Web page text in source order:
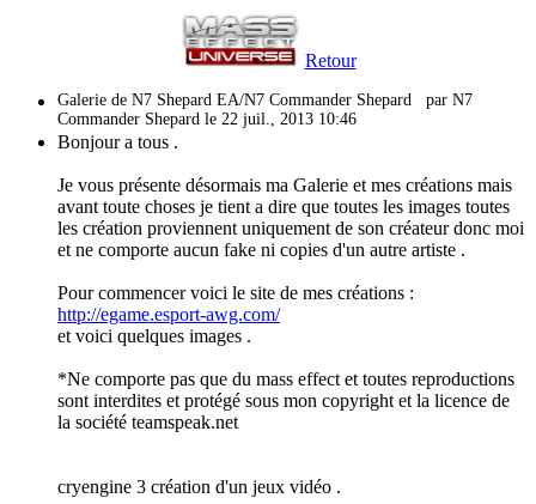
Retour
Galerie de N7 Shepard EA/N7 Commander Shepard par N7
Commander Shepard le 22 juil., 2013 10:46
Bonjour a tous .
Je vous présente désormais ma Galerie et mes créations mais
avant toute choses je tient a dire que toutes les images toutes
les création proviennent uniquement de son créateur donc moi
et ne comporte aucun fake ni copies d'un autre artiste .
Pour commencer voici le site de mes créations :
http://egame.esport-awg.com/
et voici quelques images .
*Ne comporte pas que du mass effect et toutes reproductions
sont interdites et protégé sous mon copyright et la licence de
la société teamspeak.net
cryengine 3 création d'un jeux vidéo .